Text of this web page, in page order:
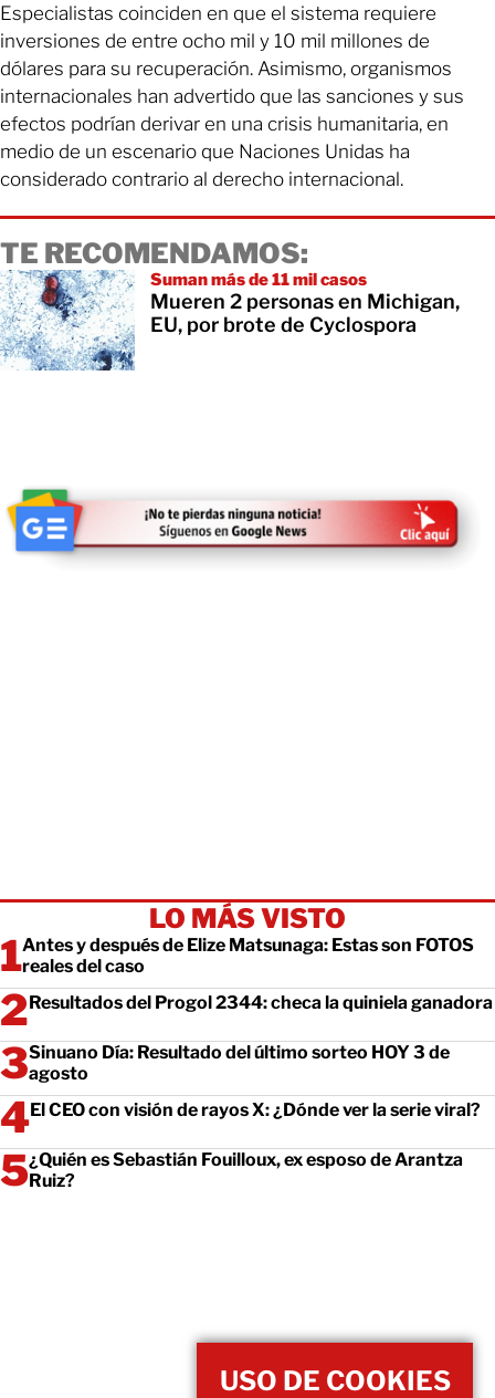
Especialistas coinciden en que el sistema requiere
inversiones de entre ocho mil y 10 mil millones de
dólares para su recuperación. Asimismo, organismos
internacionales han advertido que las sanciones y sus
efectos podrían derivar en una crisis humanitaria, en
medio de un escenario que Naciones Unidas ha
considerado contrario al derecho internacional.
TE RECOMENDAMOS:
Suman más de 11 mil casos
Mueren 2 personas en Michigan,
EU, por brote de Cyclospora
LO MÁS VISTO
Antes y después de Elize Matsunaga: Estas son FOTOS
reales del caso
Resultados del Progol 2344: checa la quiniela ganadora
Sinuano Día: Resultado del último sorteo HOY 3 de
agosto
El CEO con visión de rayos X: ¿Dónde ver la serie viral?
¿Quién es Sebastián Fouilloux, ex esposo de Arantza
Ruiz?
USO DE COOKIES